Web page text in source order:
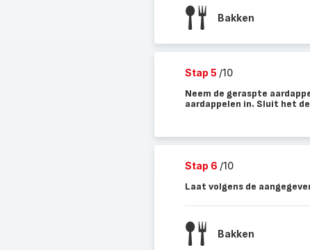
Bakken
Stap 5 /10
Neem de geraspte
aardappelen in. Sluit het
Stap 6 /10
Laat volgens de
Bakken